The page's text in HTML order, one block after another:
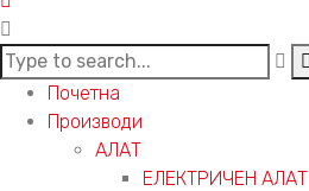
Почетна
Производи
АЛАТ
ЕЛЕКТРИЧЕН АЛАТ